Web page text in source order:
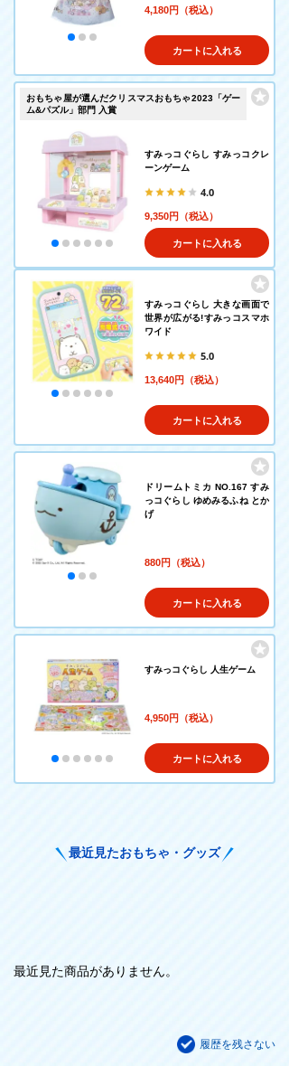
4,180円（税込）
カートに入れる
おもちゃ屋が選んだクリスマスおもちゃ2023「ゲー
ム&パズル」部門 入賞
すみっコぐらし すみっコクレ
ーンゲーム
4.0
9,350円（税込）
カートに入れる
すみっコぐらし 大きな画面で
世界が広がる!すみっコスマホ
ワイド
5.0
13,640円（税込）
カートに入れる
ドリームトミカ NO.167 すみ
っコぐらし ゆめみるふね とか
げ
880円（税込）
カートに入れる
すみっコぐらし 人生ゲーム
4,950円（税込）
カートに入れる
最近見たおもちゃ・グッズ
履歴を残さない
最近見た商品がありません。